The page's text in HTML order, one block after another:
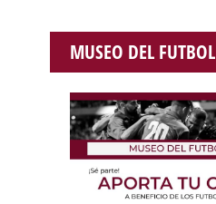
MUSEO DEL FUTBOL